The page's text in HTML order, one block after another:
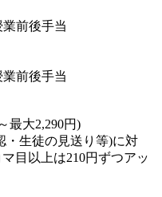
前後手当
前後手当
最大2,290円)
・生徒の見送り等)に対
目以上は210円ずつアッ